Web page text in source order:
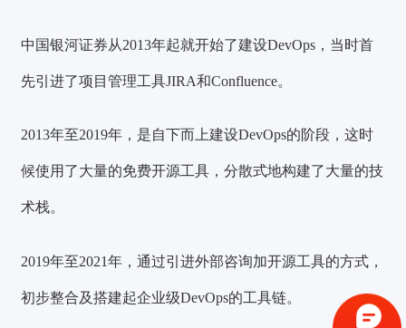
中国银河证券从2013年起就开始了建设DevOps，当时首
先引进了项目管理工具JIRA和Confluence。
2013年至2019年，是自下而上建设DevOps的阶段，这时
候使用了大量的免费开源工具，分散式地构建了大量的技
术栈。
2019年至2021年，通过引进外部咨询加开源工具的方式，
初步整合及搭建起企业级DevOps的工具链。